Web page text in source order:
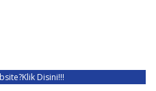
Klik Disini!!!